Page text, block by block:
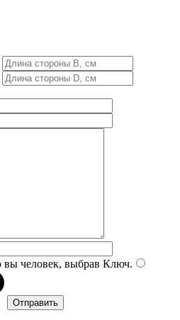
человек, выбрав Ключ.